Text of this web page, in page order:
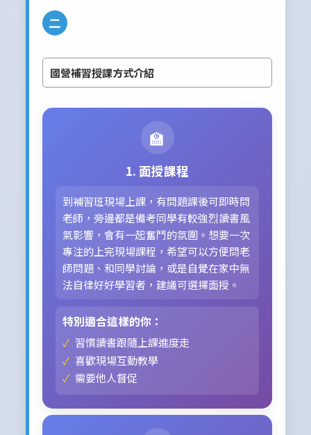
二
國營補習授課方式介紹
🏫
1. 面授課程
到補習班現場上課，有問題課後可即時問
老師，旁邊都是備考同學有較強烈讀書風
氣影響，會有一起奮鬥的氛圍。想要一次
專注的上完現場課程，希望可以方便問老
師問題、和同學討論，或是自覺在家中無
法自律好好學習者，建議可選擇面授。
特別適合這樣的你：
習慣讀書跟隨上課進度走
喜歡現場互動教學
需要他人督促